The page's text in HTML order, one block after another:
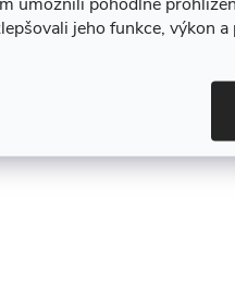
jeho funkce, výkon